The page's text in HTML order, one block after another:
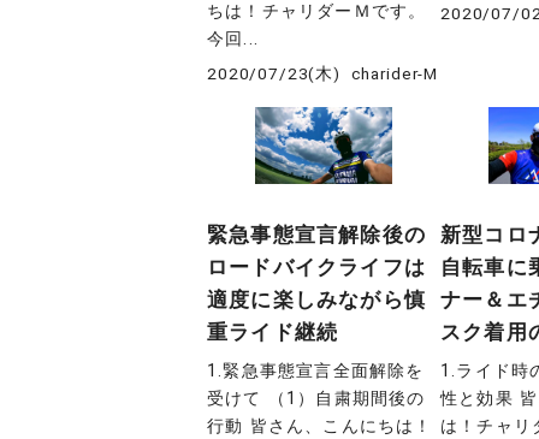
ちは！チャリダーＭです。
今回...
2020/07/23(木) charider-M
2020/07/
緊急事態宣言解除後の
ロードバイクライフは
適度に楽しみながら慎
重ライド継続
1.緊急事態宣言全面解除を
受けて （1）自粛期間後の
行動 皆さん、こんにちは！
新型コロ
自転車に
ナー＆エ
スク着用
1.ライド時
性と効果
は！チャリ